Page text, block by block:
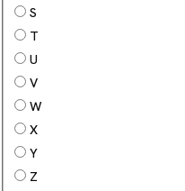
S
T
U
V
W
X
Y
Z